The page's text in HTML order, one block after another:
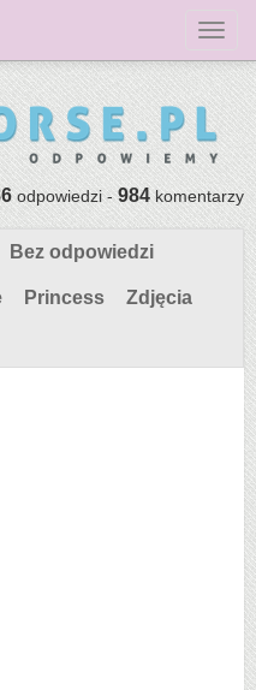
odpowiedzi -984komentarzy
Bez odpowiedzi
Princess Zdjęcia